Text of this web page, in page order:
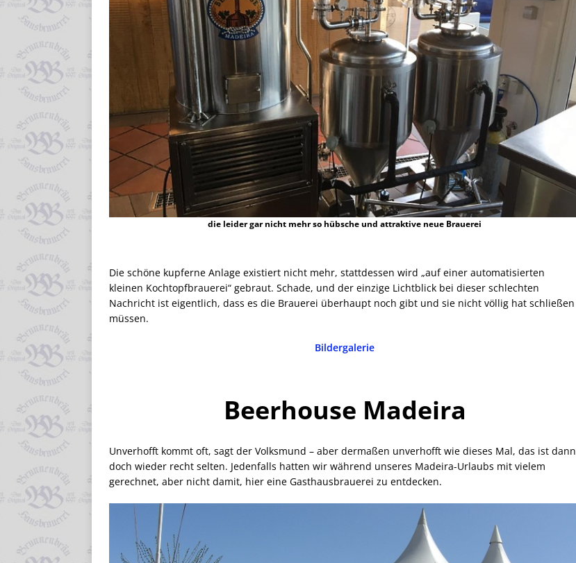
die leider gar nicht mehr so hübsche und attraktive neue Brauerei
Die schöne kupferne Anlage existiert nicht mehr, stattdessen wird „auf einer automatisierten
kleinen Kochtopfbrauerei“ gebraut. Schade, und der einzige Lichtblick bei dieser schlechten
Nachricht ist eigentlich, dass es die Brauerei überhaupt noch gibt und sie nicht völlig hat schließen
müssen.
Bildergalerie
Beerhouse Madeira
Unverhofft kommt oft, sagt der Volksmund – aber dermaßen unverhofft wie dieses Mal, das ist dann
doch wieder recht selten. Jedenfalls hatten wir während unseres Madeira-Urlaubs mit vielem
gerechnet, aber nicht damit, hier eine Gasthausbrauerei zu entdecken.